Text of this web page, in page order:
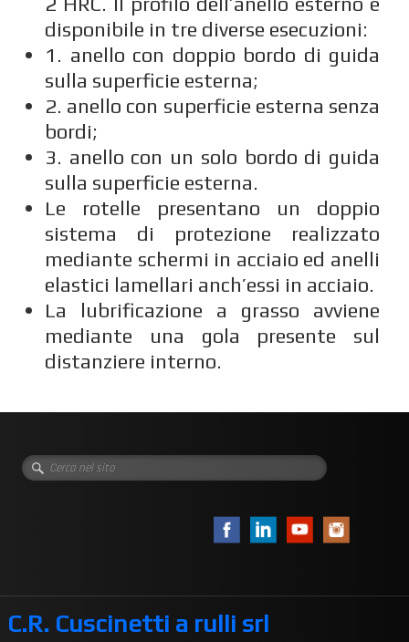
disponibile in tre diverse esecuzioni:
1. anello con doppio bordo di guida
sulla superficie esterna;
2. anello con superficie esterna senza
bordi;
3. anello con un solo bordo di guida
sulla superficie esterna.
Le rotelle presentano un doppio
sistema di protezione realizzato
mediante schermi in acciaio ed anelli
elastici lamellari anch’essi in acciaio.
La lubrificazione a grasso avviene
mediante una gola presente sul
distanziere interno.
C.R. Cuscinetti a rulli srl